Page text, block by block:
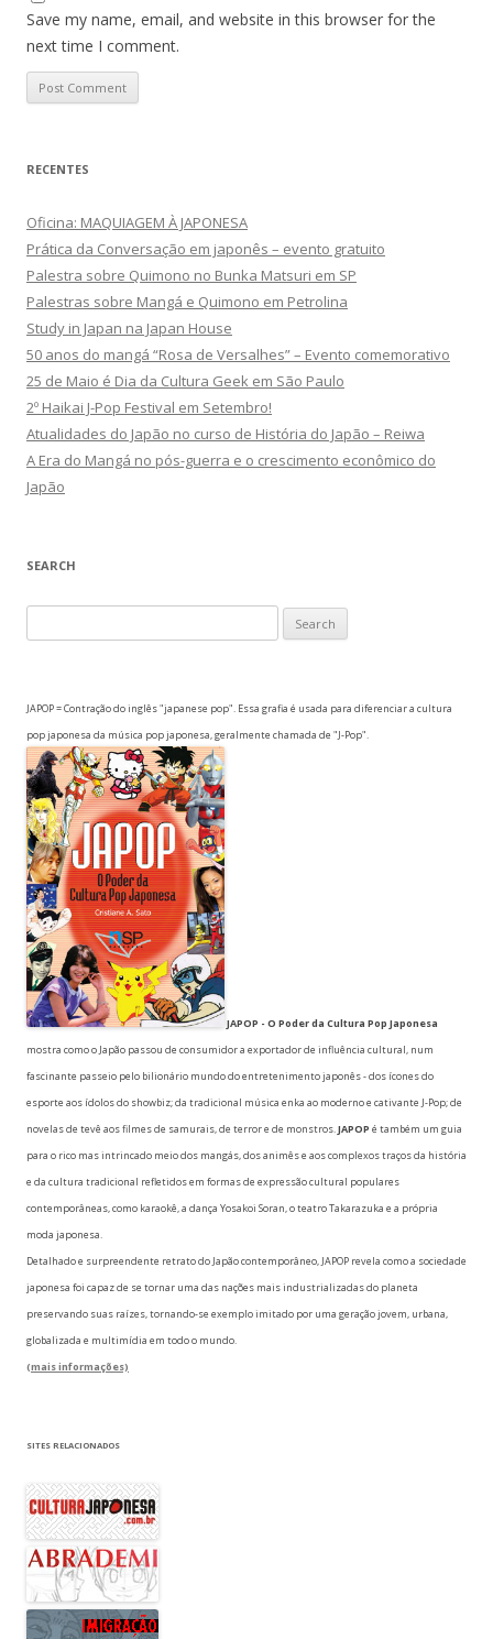
Save my name, email, and website in this browser for the
next time I comment.
RECENTES
Oficina: MAQUIAGEM À JAPONESA
Prática da Conversação em japonês – evento gratuito
Palestra sobre Quimono no Bunka Matsuri em SP
Palestras sobre Mangá e Quimono em Petrolina
Study in Japan na Japan House
50 anos do mangá “Rosa de Versalhes” – Evento comemorativo
25 de Maio é Dia da Cultura Geek em São Paulo
2º Haikai J-Pop Festival em Setembro!
Atualidades do Japão no curso de História do Japão – Reiwa
A Era do Mangá no pós-guerra e o crescimento econômico do
Japão
SEARCH
for:
JAPOP = Contração do inglês "japanese pop". Essa grafia é usada para diferenciar a cultura
pop japonesa da música pop japonesa, geralmente chamada de "J-Pop".
JAPOP - O Poder da Cultura Pop Japonesa
mostra como o Japão passou de consumidor a exportador de influência cultural, num
fascinante passeio pelo bilionário mundo do entretenimento japonês - dos ícones do
esporte aos ídolos do showbiz; da tradicional música enka ao moderno e cativante J-Pop; de
novelas de tevê aos filmes de samurais, de terror e de monstros. JAPOP é também um guia
para o rico mas intrincado meio dos mangás, dos animês e aos complexos traços da história
e da cultura tradicional refletidos em formas de expressão cultural populares
contemporâneas, como karaokê, a dança Yosakoi Soran, o teatro Takarazuka e a própria
moda japonesa.
Detalhado e surpreendente retrato do Japão contemporâneo, JAPOP revela como a sociedade
japonesa foi capaz de se tornar uma das nações mais industrializadas do planeta
preservando suas raízes, tornando-se exemplo imitado por uma geração jovem, urbana,
globalizada e multimídia em todo o mundo.
(mais informações)
SITES RELACIONADOS